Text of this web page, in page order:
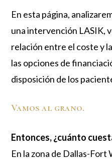
En esta página,
una intervención LASIK,
relación entre el coste y
las opciones de
disposición de los
Vamos al grano.
Entonces, ¿cuánto
En la zona de Dallas-Fort